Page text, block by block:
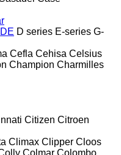
DE D series E-series G-
Cefla Cehisa Celsius
Champion Charmilles
Citizen Citroen
Climax Clipper Cloos
Colmar Colombo